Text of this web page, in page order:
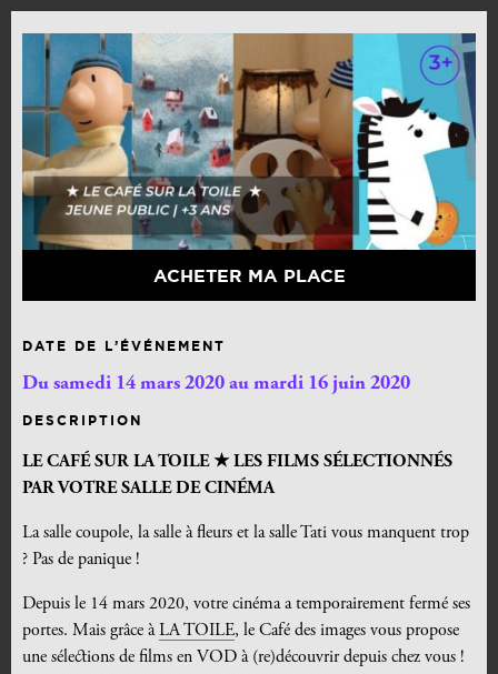
ACHETER MA PLACE
DATE DE L’ÉVÉNEMENT
Du samedi 14 mars 2020 au mardi 16 juin 2020
DESCRIPTION
LE CAFÉ SUR LA TOILE ★ LES FILMS SÉLECTIONNÉS
PAR VOTRE SALLE DE CINÉMA
La salle coupole, la salle à fleurs et la salle Tati vous manquent trop
? Pas de panique !
Depuis le 14 mars 2020, votre cinéma a temporairement fermé ses
portes. Mais grâce àLA TOILE, le Café des images vous propose
une sélections de films en VOD à (re)découvrir depuis chez vous !